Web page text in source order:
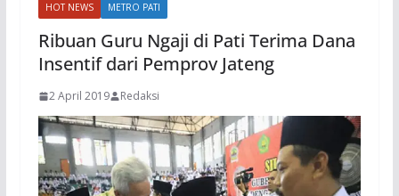
HOT NEWS METRO PATI
Ribuan Guru Ngaji di Pati Terima Dana
Insentif dari Pemprov Jateng
2 April 2019 Redaksi